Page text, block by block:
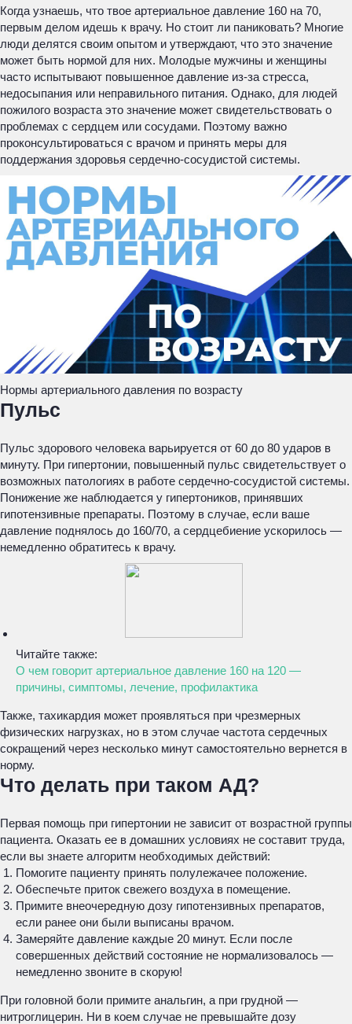
Когда узнаешь, что твое артериальное давление 160 на 70,
первым делом идешь к врачу. Но стоит ли паниковать? Многие
люди делятся своим опытом и утверждают, что это значение
может быть нормой для них. Молодые мужчины и женщины
часто испытывают повышенное давление из-за стресса,
недосыпания или неправильного питания. Однако, для людей
пожилого возраста это значение может свидетельствовать о
проблемах с сердцем или сосудами. Поэтому важно
проконсультироваться с врачом и принять меры для
поддержания здоровья сердечно-сосудистой системы.
Нормы артериального давления по возрасту
Пульс
Пульс здорового человека варьируется от 60 до 80 ударов в
минуту. При гипертонии, повышенный пульс свидетельствует о
возможных патологиях в работе сердечно-сосудистой системы.
Понижение же наблюдается у гипертоников, принявших
гипотензивные препараты. Поэтому в случае, если ваше
давление поднялось до 160/70, а сердцебиение ускорилось —
немедленно обратитесь к врачу.
Читайте также:
О чем говорит артериальное давление 160 на 120 —
причины, симптомы, лечение, профилактика
Также, тахикардия может проявляться при чрезмерных
физических нагрузках, но в этом случае частота сердечных
сокращений через несколько минут самостоятельно вернется в
норму.
Что делать при таком АД?
Первая помощь при гипертонии не зависит от возрастной группы
пациента. Оказать ее в домашних условиях не составит труда,
если вы знаете алгоритм необходимых действий:
Помогите пациенту принять полулежачее положение.
Обеспечьте приток свежего воздуха в помещение.
Примите внеочередную дозу гипотензивных препаратов,
если ранее они были выписаны врачом.
Замеряйте давление каждые 20 минут. Если после
совершенных действий состояние не нормализовалось —
немедленно звоните в скорую!
При головной боли примите анальгин, а при грудной —
нитроглицерин. Ни в коем случае не превышайте дозу